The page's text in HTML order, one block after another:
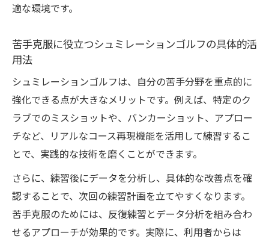
適な環境です。
苦手克服に役立つシュミレーションゴルフの具体的活
用法
シュミレーションゴルフは、自分の苦手分野を重点的に
強化できる点が大きなメリットです。例えば、特定のク
ラブでのミスショットや、バンカーショット、アプロー
チなど、リアルなコース再現機能を活用して練習するこ
とで、実践的な技術を磨くことができます。
さらに、練習後にデータを分析し、具体的な改善点を確
認することで、次回の練習計画を立てやすくなります。
苦手克服のためには、反復練習とデータ分析を組み合わ
せるアプローチが効果的です。実際に、利用者からは